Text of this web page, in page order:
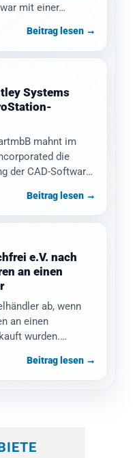
mit einer…
Beitrag lesen →
Systems
mahnt im
die
der CAD-Software
Beitrag lesen →
e.V. nach
an einen
ab, wenn
an einen
wurden.
Beitrag lesen →